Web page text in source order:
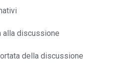
alla discussione
della discussione